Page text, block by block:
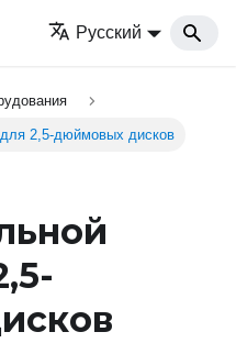
Русский
2,5-дюймовых дисков